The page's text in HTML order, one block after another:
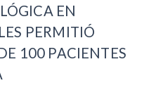
EN
PERMITIÓ
100 PACIENTES